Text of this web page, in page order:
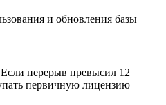
и обновления базы
перерыв превысил 12
первичную лицензию